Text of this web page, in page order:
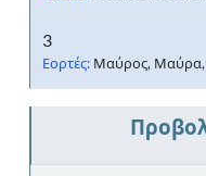
3
Εορτές: Μαύρος, Μαύρα,